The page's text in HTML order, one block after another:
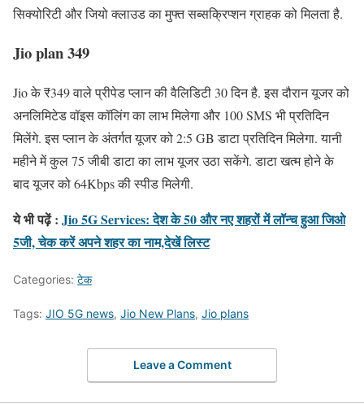
सिक्योरिटी और जियो क्लाउड का मुफ्त सब्सक्रिप्शन ग्राहक को मिलता है.
Jio plan 349
Jio के ₹349 वाले प्रीपेड प्लान की वैलिडिटी 30 दिन है. इस दौरान यूजर को
अनलिमिटेड वॉइस कॉलिंग का लाभ मिलेगा और 100 SMS भी प्रतिदिन
मिलेंगे. इस प्लान के अंतर्गत यूजर को 2:5 GB डाटा प्रतिदिन मिलेगा. यानी
महीने में कुल 75 जीबी डाटा का लाभ यूजर उठा सकेंगे. डाटा खत्म होने के
बाद यूजर को 64Kbps की स्पीड मिलेगी.
ये भी पढ़ें : Jio 5G Services: देश के 50 और नए शहरों में लॉन्च हुआ जिओ
5जी, चेक करें अपने शहर का नाम,देखें लिस्ट
Categories: टेक
Tags: JIO 5G news, Jio New Plans, Jio plans
Leave a Comment